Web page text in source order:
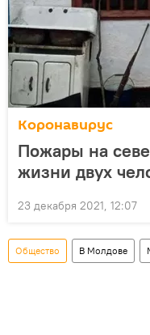
Коронавирус
Пожары на
жизни двух
23 декабря 2021, 12:07
Общество В Молдове